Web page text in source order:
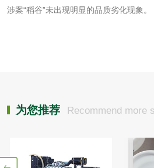
涉案“稻谷”未出现明显的品质劣化现象。
为您推荐 Recommend more
料袋检测
文体用品